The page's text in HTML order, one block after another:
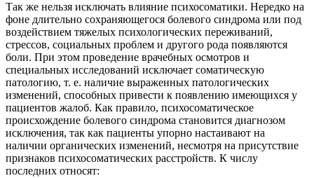
Так же нельзя исключать влияние психосоматики. Нередко на
фоне длительно сохраняющегося болевого синдрома или под
воздействием тяжелых психологических переживаний,
стрессов, социальных проблем и другого рода появляются
боли. При этом проведение врачебных осмотров и
специальных исследований исключает соматическую
патологию, т. е. наличие выраженных патологических
изменений, способных привести к появлению имеющихся у
пациентов жалоб. Как правило, психосоматическое
происхождение болевого синдрома становится диагнозом
исключения, так как пациенты упорно настаивают на
наличии органических изменений, несмотря на присутствие
признаков психосоматических расстройств. К числу
последних относят: